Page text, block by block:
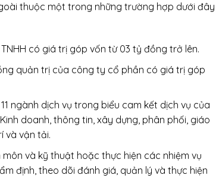
thuộc một trong những trường hợp dưới đây
có giá trị góp vốn từ 03 tỷ đồng trở lên.
quản trị của công ty cổ phần có giá trị góp
ngành dịch vụ trong biểu cam kết dịch vụ của
doanh, thông tin, xây dựng, phân phối, giáo
và vận tải.
và kỹ thuật hoặc thực hiện các nhiệm vụ
định, theo dõi đánh giá, quản lý và thực hiện